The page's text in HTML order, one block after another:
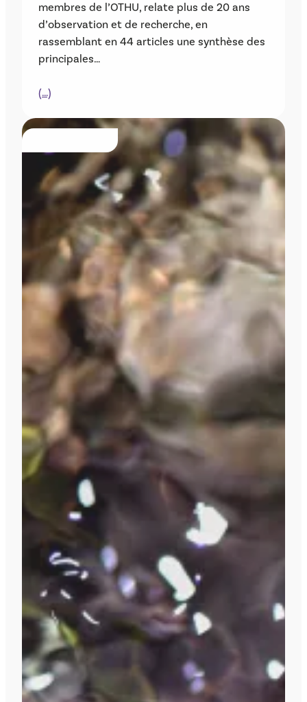
membres de l’OTHU, relate plus de 20 ans
d’observation et de recherche, en
rassemblant en 44 articles une synthèse des
principales…
(…)